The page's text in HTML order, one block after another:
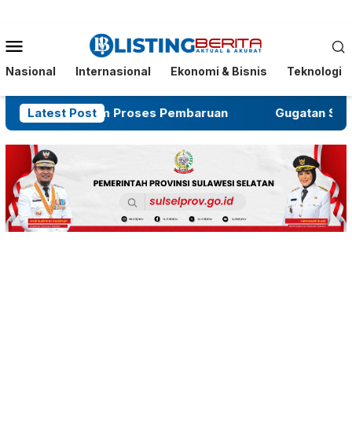
Mobile
Nasional Internasional Ekonomi & Bisnis Teknologi
Latest Post
dalam Proses Pembaruan Gugatan Salah